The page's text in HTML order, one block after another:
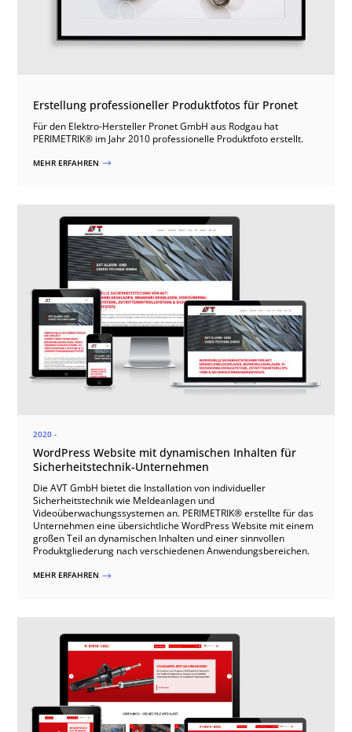
Erstellung professioneller Produktfotos für Pronet
Für den Elektro-Hersteller Pronet GmbH aus Rodgau hat
PERIMETRIK® im Jahr 2010 professionelle Produktfoto erstellt.
MEHR ERFAHREN $
2020 -
WordPress Website mit dynamischen Inhalten für
Sicherheitstechnik-Unternehmen
Die AVT GmbH bietet die Installation von individueller
Sicherheitstechnik wie Meldeanlagen und
Videoüberwachungssystemen an. PERIMETRIK® erstellte für das
Unternehmen eine übersichtliche WordPress Website mit einem
großen Teil an dynamischen Inhalten und einer sinnvollen
Produktgliederung nach verschiedenen Anwendungsbereichen.
MEHR ERFAHREN $